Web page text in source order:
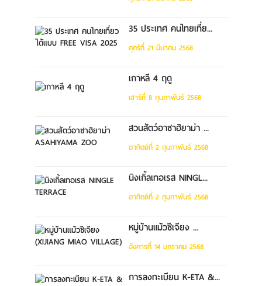
35 ประเทศ คนไทยเที่ย...
ศุกร์ที่ 21 มีนาคม 2568
เกาหลี 4 ฤดู
เสาร์ที่ 8 กุมภาพันธ์ 2568
สวนสัตว์อาซาฮิยาม่า ...
อาทิตย์ที่ 2 กุมภาพันธ์ 2568
นิงเกิ้ลเทอเรส NINGL...
อาทิตย์ที่ 2 กุมภาพันธ์ 2568
หมู่บ้านแม้วซีเจียง ...
อังคารที่ 14 มกราคม 2568
การลงทะเบียน K-ETA &...